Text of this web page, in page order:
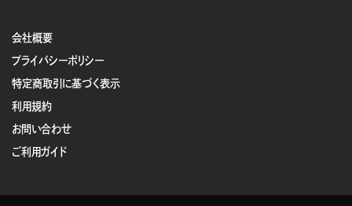
会社概要
プライバシーポリシー
特定商取引に基づく表示
利用規約
お問い合わせ
ご利用ガイド